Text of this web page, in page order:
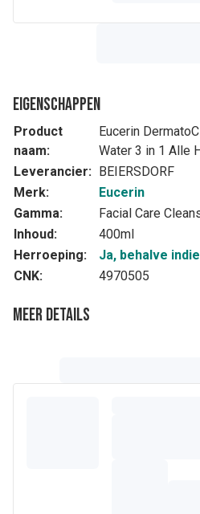
Eigenschappen
Product
naam:
Eucerin
Water 3 in 1 Alle
Leverancier: BEIERSDORF
Merk:
Eucerin
Gamma:
Facial Care
Inhoud:
400ml
Herroeping:
Ja, behalve
CNK:
4970505
Meer details
Verwijdert makkelijk